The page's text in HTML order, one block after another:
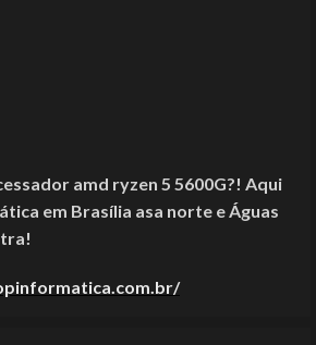
amd ryzen 5 5600G?! Aqui
em Brasília asa norte e Águas